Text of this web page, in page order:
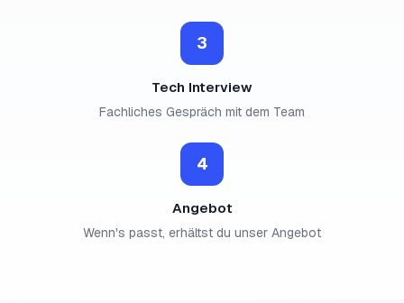
3
Tech Interview
Fachliches Gespräch mit dem Team
4
Angebot
Wenn's passt, erhältst du unser Angebot